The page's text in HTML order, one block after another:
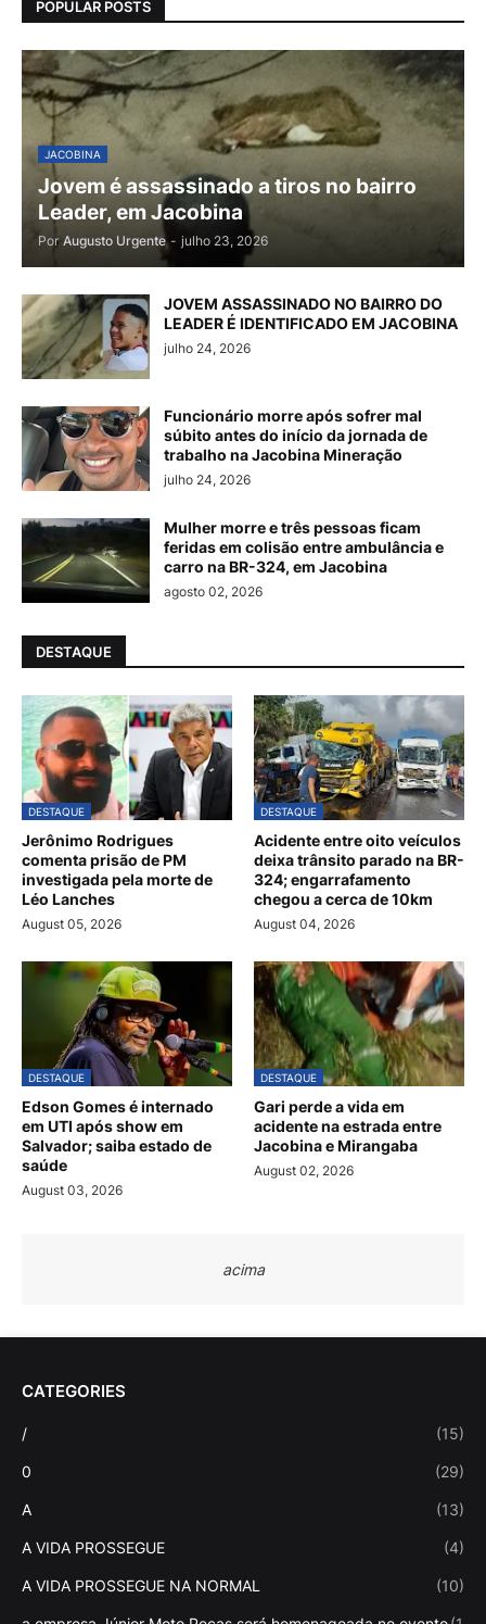
POPULAR POSTS
JACOBINA
Jovem é assassinado a tiros no bairro
Leader, em Jacobina
Por Augusto Urgente - julho 23, 2026
JOVEM ASSASSINADO NO BAIRRO DO
LEADER É IDENTIFICADO EM JACOBINA
julho 24, 2026
Funcionário morre após sofrer mal
súbito antes do início da jornada de
trabalho na Jacobina Mineração
julho 24, 2026
Mulher morre e três pessoas ficam
feridas em colisão entre ambulância e
carro na BR-324, em Jacobina
agosto 02, 2026
DESTAQUE
DESTAQUE
Jerônimo Rodrigues
comenta prisão de PM
investigada pela morte de
Léo Lanches
August 05, 2026
DESTAQUE
Acidente entre oito veículos
deixa trânsito parado na BR-
324; engarrafamento
chegou a cerca de 10km
August 04, 2026
DESTAQUE
Edson Gomes é internado
em UTI após show em
Salvador; saiba estado de
saúde
August 03, 2026
DESTAQUE
Gari perde a vida em
acidente na estrada entre
Jacobina e Mirangaba
August 02, 2026
acima
CATEGORIES
/ (15)
0 (29)
A (13)
A VIDA PROSSEGUE (4)
A VIDA PROSSEGUE NA NORMAL (10)